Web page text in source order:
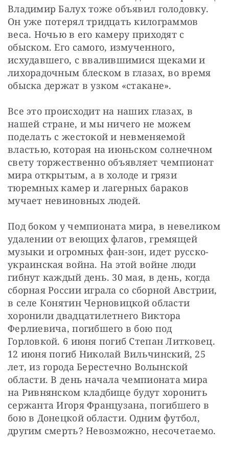
Владимир Балух тоже объявил голодовку.
Он уже потерял тридцать килограммов
веса. Ночью в его камеру приходят с
обыском. Его самого, измученного,
исхудавшего, с ввалившимися щеками и
лихорадочным блеском в глазах, во время
обыска держат в узком «стакане».
Все это происходит на наших глазах, в
нашей стране, и мы ничего не можем
поделать с жестокой и невменяемой
властью, которая на июньском солнечном
свету торжественно объявляет чемпионат
мира открытым, а в холоде и грязи
тюремных камер и лагерных бараков
мучает невиновных людей.
Под боком у чемпионата мира, в невеликом
удалении от веющих флагов, гремящей
музыки и огромных фан-зон, идет русско-
украинская война. На этой войне люди
гибнут каждый день. 30 мая, в день, когда
сборная России играла со сборной Австрии,
в селе Конятин Черновицкой области
хоронили двадцатилетнего Виктора
Ферлиевича, погибшего в бою под
Горловкой. 6 июня погиб Степан Литковец.
12 июня погиб Николай Вильчинский, 25
лет, из города Берестечно Волынской
области. В день начала чемпионата мира
на Ривнянском кладбище будут хоронить
сержанта Игоря Французана, погибшего в
бою в Донецкой области. Одним футбол,
другим смерть? Невозможно, несочетаемо.